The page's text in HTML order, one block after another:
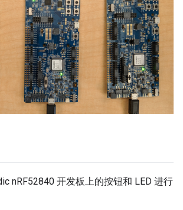
nRF52840 开发板上的按钮和 LED 进行